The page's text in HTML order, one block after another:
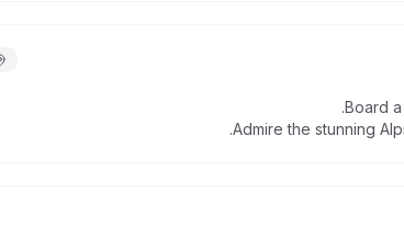
Board
Admire the stunning